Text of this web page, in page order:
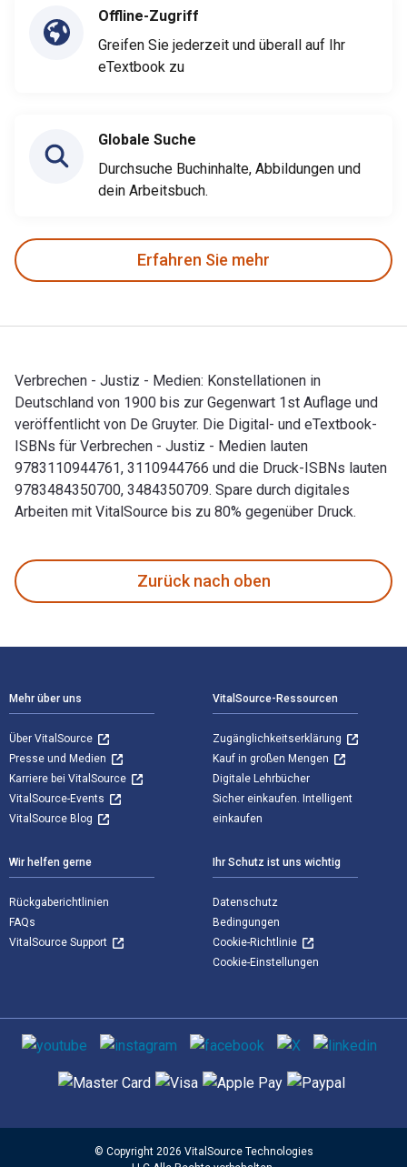
Offline-Zugriff
Greifen Sie jederzeit und überall auf Ihr
eTextbook zu
Globale Suche
Durchsuche Buchinhalte, Abbildungen und
dein Arbeitsbuch.
Erfahren Sie mehr
Verbrechen - Justiz - Medien: Konstellationen in
Deutschland von 1900 bis zur Gegenwart 1st Auflage und
veröffentlicht von De Gruyter. Die Digital- und eTextbook-
ISBNs für Verbrechen - Justiz - Medien lauten
9783110944761, 3110944766 und die Druck-ISBNs lauten
9783484350700, 3484350709. Spare durch digitales
Arbeiten mit VitalSource bis zu 80% gegenüber Druck.
Zurück nach oben
Mehr über uns
Über VitalSource
Presse und Medien
Karriere bei VitalSource
VitalSource-Events
VitalSource Blog
VitalSource-Ressourcen
Zugänglichkeitserklärung
Kauf in großen Mengen
Digitale Lehrbücher
Sicher einkaufen. Intelligent
einkaufen
Wir helfen gerne
Rückgaberichtlinien
FAQs
VitalSource Support
Ihr Schutz ist uns wichtig
Datenschutz
Bedingungen
Cookie-Richtlinie
Cookie-Einstellungen
Sozialen Medien
Unterstützte Zahlungsmethoden
© Copyright 2026 VitalSource Technologies